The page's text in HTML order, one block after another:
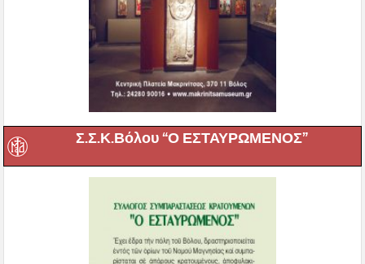
Σ.Σ.Κ.Βόλου “Ο ΕΣΤΑΥΡΩΜΕΝΟΣ”